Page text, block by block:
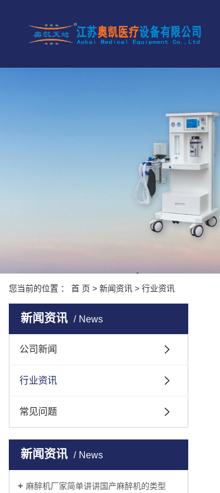
您当前的位置 ： 首 页 > 新闻资讯 > 行业资讯
新闻资讯 News
公司新闻
行业资讯
常见问题
新闻资讯 News
麻醉机厂家简单讲讲国产麻醉机的类型